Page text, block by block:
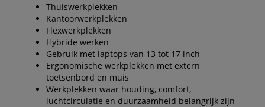
Thuiswerkplekken
Kantoorwerkplekken
Flexwerkplekken
Hybride werken
Gebruik met laptops van 13 tot 17 inch
Ergonomische werkplekken met extern
toetsenbord en muis
Werkplekken waar houding, comfort,
luchtcirculatie en duurzaamheid belangrijk zijn